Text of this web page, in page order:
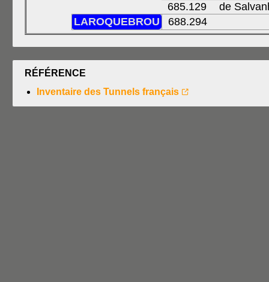
685.129
de
LAROQUEBROU
688.294
RÉFÉRENCE
Inventaire des Tunnels français